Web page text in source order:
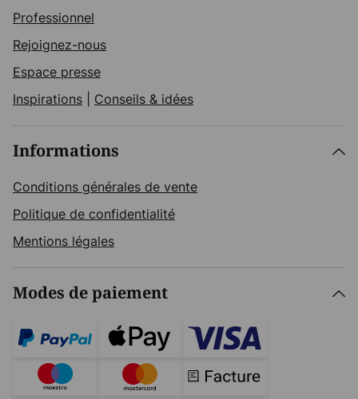
Professionnel
Rejoignez-nous
Espace presse
Inspirations
Conseils & idées
Informations
Conditions générales de vente
Politique de confidentialité
Mentions légales
Modes de paiement